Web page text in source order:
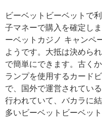
ビーベットビーベットで
子マネーで購入を確定し
ーベットカジノ キャンペ
ようです。大抵は決めら
で簡単にできます。古く
ランプを使用するカード
で、国外で運営されてい
行われていて、バカラに
多いビーベットビーベッ